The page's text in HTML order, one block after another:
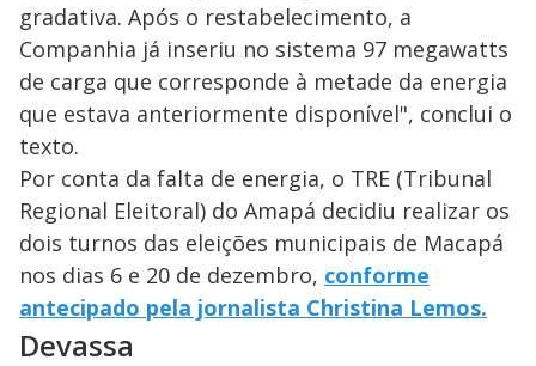
gradativa. Após o restabelecimento, a
Companhia já inseriu no sistema 97 megawatts
de carga que corresponde à metade da energia
que estava anteriormente disponível", conclui o
texto.
Por conta da falta de energia, o TRE (Tribunal
Regional Eleitoral) do Amapá decidiu realizar os
dois turnos das eleições municipais de Macapá
nos dias 6 e 20 de dezembro, conforme
antecipado pela jornalista Christina Lemos.
Devassa